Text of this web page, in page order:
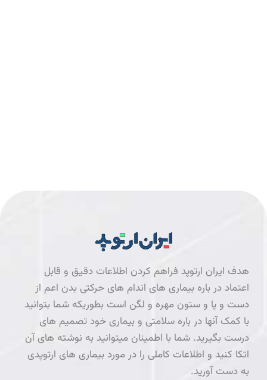
هدف ایران ارتوپد فراهم کردن اطلاعات دقیق و قابل
اعتماد در باره بیماری های اندام های حرکتی بدن اعم از
دست و پا و ستون مهره و لگن است بطوریکه شما بتوانید
با کمک آنها در باره سلامتی و بیماری خود تصمیم های
درست بگیرید. شما با اطمینان میتوانید به نوشته های آن
اتکا کنید و اطلاعات کاملی را در مورد بیماری های ارتوپدی
به دست آورید.